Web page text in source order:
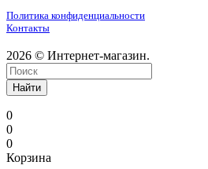
Политика конфиденциальности
Контакты
2026 © Интернет-магазин.
Найти
0
0
0
Корзина